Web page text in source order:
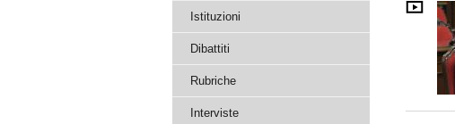
Istituzioni
Dibattiti
Rubriche
Interviste